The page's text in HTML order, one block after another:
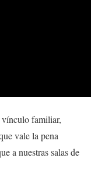
vínculo familiar,
vale la pena
a nuestras salas de